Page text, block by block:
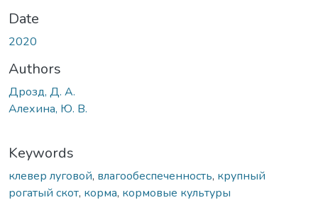
Date
2020
Authors
Дрозд, Д. А.
Алехина, Ю. В.
Keywords
клевер луговой, влагообеспеченность, крупный
рогатый скот, корма, кормовые культуры